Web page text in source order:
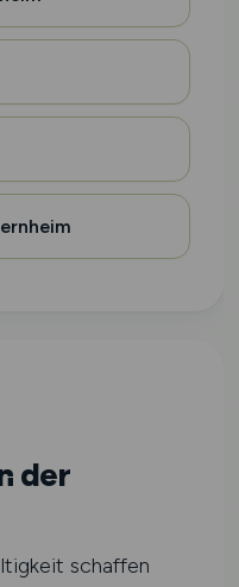
der
schaffen